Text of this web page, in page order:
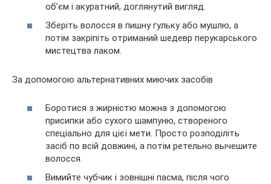
об’єм і акуратний, доглянутий вигляд.
Зберіть волосся в пишну гульку або мушлю, а
потім закріпіть отриманий шедевр перукарського
мистецтва лаком.
За допомогою альтернативних миючих засобів
Боротися з жирністю можна з допомогою
присипки або сухого шампуню, створеного
спеціально для цієї мети. Просто розподіліть
засіб по всій довжині, а потім ретельно вычешите
волосся.
Вимийте чубчик і зовнішні пасма, після чого